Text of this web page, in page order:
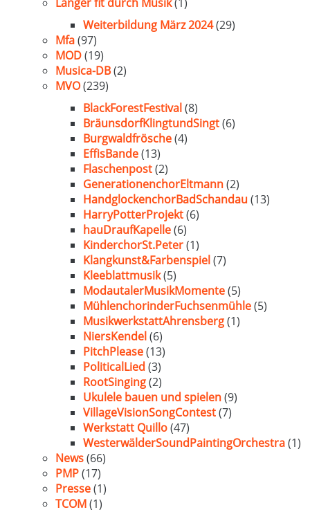
Weiterbildung März 2024(29)
Mfa(97)
MOD(19)
Musica-DB(2)
MVO(239)
BlackForestFestival(8)
BräunsdorfKlingtundSingt(6)
Burgwaldfrösche(4)
EffisBande(13)
Flaschenpost(2)
GenerationenchorEltmann(2)
HandglockenchorBadSchandau(13)
HarryPotterProjekt(6)
hauDraufKapelle(6)
KinderchorSt.Peter(1)
Klangkunst&Farbenspiel(7)
Kleeblattmusik(5)
ModautalerMusikMomente(5)
MühlenchorinderFuchsenmühle(5)
MusikwerkstattAhrensberg(1)
NiersKendel(6)
PitchPlease(13)
PoliticalLied (3)
RootSinging(2)
Ukulele bauen und spielen(9)
VillageVisionSongContest(7)
Werkstatt Quillo(47)
WesterwälderSoundPaintingOrchestra(1)
News(66)
PMP(17)
Presse(1)
TCOM(1)